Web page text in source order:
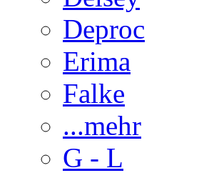
Deproc
Erima
Falke
...mehr
G - L